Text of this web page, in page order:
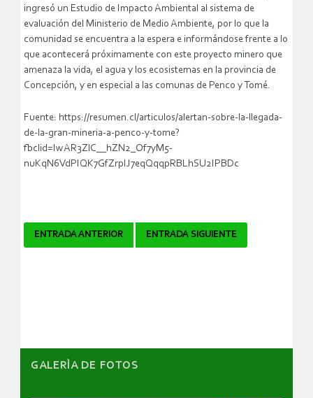
ingresó un Estudio de Impacto Ambiental al sistema de
evaluación del Ministerio de Medio Ambiente, por lo que la
comunidad se encuentra a la espera e informándose frente a lo
que acontecerá próximamente con este proyecto minero que
amenaza la vida, el agua y los ecosistemas en la provincia de
Concepción, y en especial a las comunas de Penco y Tomé.
Fuente: https://resumen.cl/articulos/alertan-sobre-la-llegada-
de-la-gran-mineria-a-penco-y-tome?
fbclid=IwAR3ZlC__hZN2_Of7yM5-
nuKqN6VdPIQK7GfZrpIJ7eqQqqpRBLhSU2IPBDc
Navegador
ENTRADA ANTERIOR ENTRADA SIGUIENTE
GALERÌA DE FOTOS